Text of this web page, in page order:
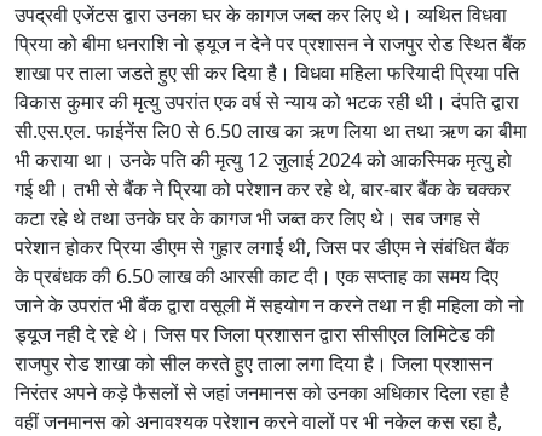
उपद्रवी एजेंटस द्वारा उनका घर के कागज जब्त कर लिए थे। व्यथित विधवा
प्रिया को बीमा धनराशि नो ड्यूज न देने पर प्रशासन ने राजपुर रोड स्थित बैंक
शाखा पर ताला जडते हुए सी कर दिया है। विधवा महिला फरियादी प्रिया पति
विकास कुमार की मृत्यु उपरांत एक वर्ष से न्याय को भटक रही थी। दंपति द्वारा
सी.एस.एल. फाईनेंस लि0 से 6.50 लाख का ऋण लिया था तथा ऋण का बीमा
भी कराया था। उनके पति की मृत्यु 12 जुलाई 2024 को आकस्मिक मृत्यु हो
गई थी। तभी से बैंक ने प्रिया को परेशान कर रहे थे, बार-बार बैंक के चक्कर
कटा रहे थे तथा उनके घर के कागज भी जब्त कर लिए थे। सब जगह से
परेशान होकर प्रिया डीएम से गुहार लगाई थी, जिस पर डीएम ने संबंधित बैंक
के प्रबंधक की 6.50 लाख की आरसी काट दी। एक सप्ताह का समय दिए
जाने के उपरांत भी बैंक द्वारा वसूली में सहयोग न करने तथा न ही महिला को नो
ड्यूज नही दे रहे थे। जिस पर जिला प्रशासन द्वारा सीसीएल लिमिटेड की
राजपुर रोड शाखा को सील करते हुए ताला लगा दिया है। जिला प्रशासन
निरंतर अपने कड़े फैसलों से जहां जनमानस को उनका अधिकार दिला रहा है
वहीं जनमानस को अनावश्यक परेशान करने वालों पर भी नकेल कस रहा है,